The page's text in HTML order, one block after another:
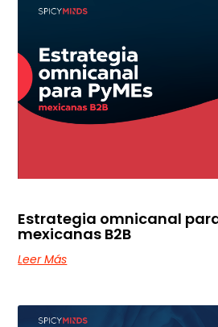
Estrategia omnicanal para
mexicanas B2B
Leer Más